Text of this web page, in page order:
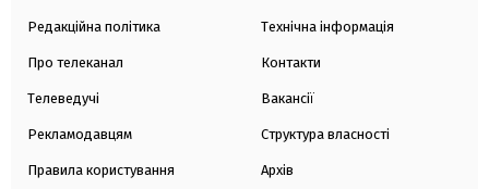
Редакційна політика
Про телеканал
Телеведучі
Рекламодавцям
Правила користування
Технічна інформація
Контакти
Вакансії
Структура власності
Архів